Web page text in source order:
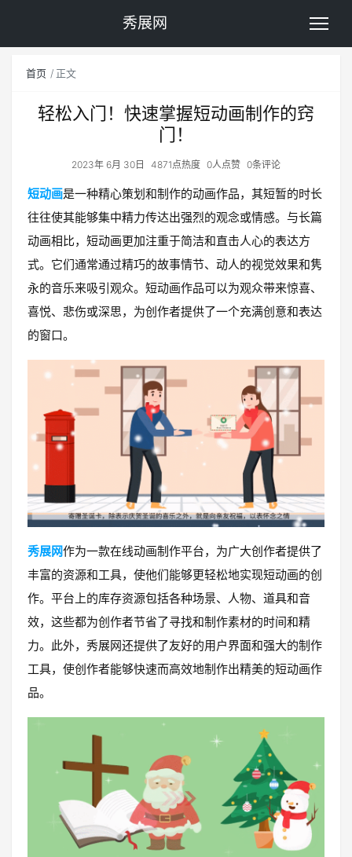
秀展网
首页 正文
轻松入门！快速掌握短动画制作的窍
门！
2023年 6月 30日 4871点热度 0人点赞 0条评论
短动画是一种精心策划和制作的动画作品，其短暂的时长
往往使其能够集中精力传达出强烈的观念或情感。与长篇
动画相比，短动画更加注重于简洁和直击人心的表达方
式。它们通常通过精巧的故事情节、动人的视觉效果和隽
永的音乐来吸引观众。短动画作品可以为观众带来惊喜、
喜悦、悲伤或深思，为创作者提供了一个充满创意和表达
的窗口。
秀展网作为一款在线动画制作平台，为广大创作者提供了
丰富的资源和工具，使他们能够更轻松地实现短动画的创
作。平台上的库存资源包括各种场景、人物、道具和音
效，这些都为创作者节省了寻找和制作素材的时间和精
力。此外，秀展网还提供了友好的用户界面和强大的制作
工具，使创作者能够快速而高效地制作出精美的短动画作
品。